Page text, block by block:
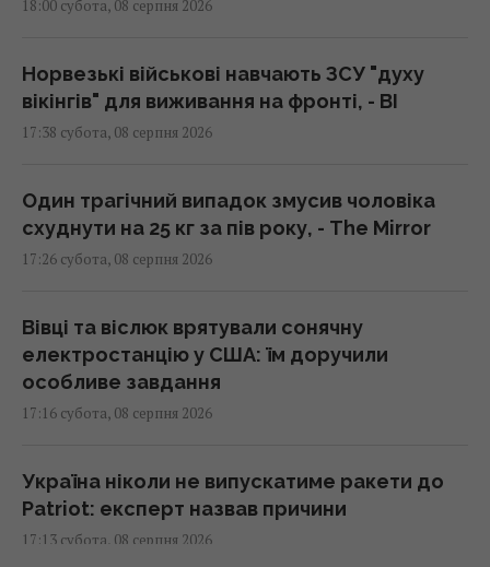
18:00 субота, 08 серпня 2026
Норвезькі військові навчають ЗСУ "духу
вікінгів" для виживання на фронті, - BI
17:38 субота, 08 серпня 2026
Один трагічний випадок змусив чоловіка
схуднути на 25 кг за пів року, - The Mirror
17:26 субота, 08 серпня 2026
Вівці та віслюк врятували сонячну
електростанцію у США: їм доручили
особливе завдання
17:16 субота, 08 серпня 2026
Україна ніколи не випускатиме ракети до
Patriot: експерт назвав причини
17:13 субота, 08 серпня 2026